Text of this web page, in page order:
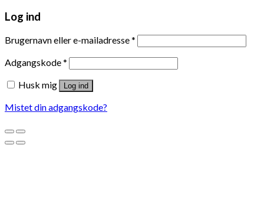
Log ind
Brugernavn eller e-mailadresse*
Adgangskode*
Husk mig
Log ind
Mistet din adgangskode?